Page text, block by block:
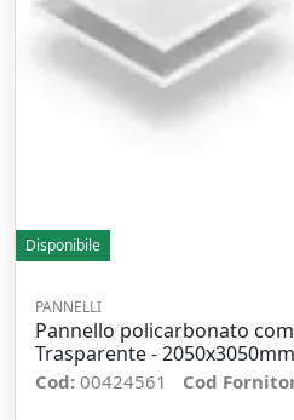
Disponibile
PANNELLI
Pannello policarbonato
Trasparente - 2050x3050mm
Cod: 00424561 Cod